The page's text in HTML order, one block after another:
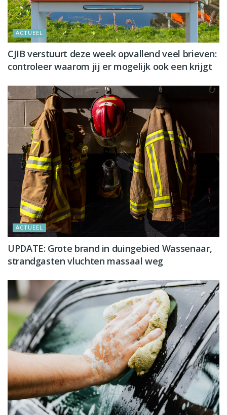
ACTUEEL
CJIB verstuurt deze week opvallend veel brieven:
controleer waarom jij er mogelijk ook een krijgt
ACTUEEL
UPDATE: Grote brand in duingebied Wassenaar,
strandgasten vluchten massaal weg